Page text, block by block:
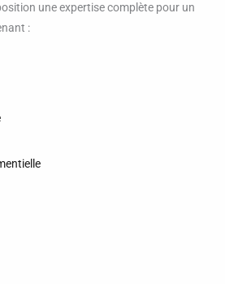
une expertise complète pour un
: